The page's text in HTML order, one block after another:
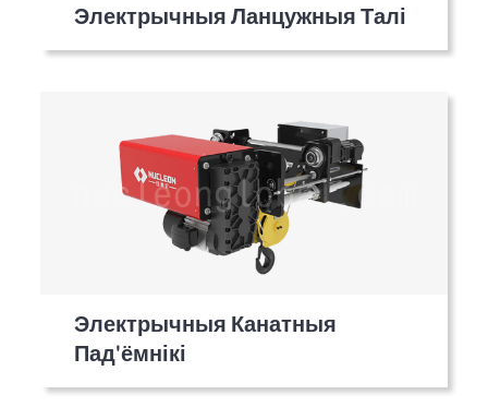
Электрычныя Ланцужныя Талі
Электрычныя Канатныя
Пад'ёмнікі